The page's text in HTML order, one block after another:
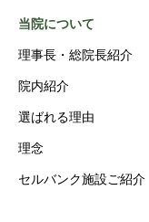
当院について
理事長・総院長紹介
院内紹介
選ばれる理由
理念
セルバンク施設ご紹介